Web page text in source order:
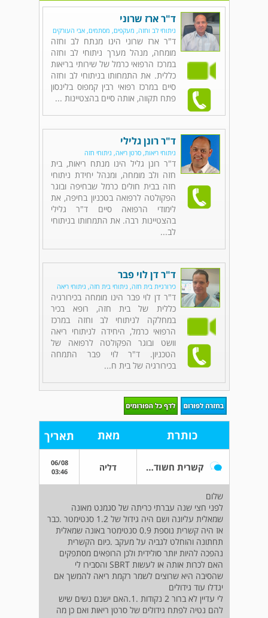
ד"ר ארז שרוני
ניתוחי לב וחזה, מעקפים, מסתמים, אבי העורקים
ד"ר ארז שרוני הינו מנתח לב וחזה
מומחה, מנהל מערך ניתוחי לב וחזה
במרכז הרפואי כרמל של שירותי בריאות
כללית. את התמחותו בניתוחי לב וחזה
סיים במרכז רפואי רבין קמפוס בלינסון
פתח תקווה, אותה סיים בהצטיינות ...
ד"ר רונן גלילי
ניתוחי ריאות, סרטן ריאה, ניתוחי חזה
ד"ר רונן גליל הינו מנתח ריאות, בית
חזה ולב מומחה, ומנהל יחידת ניתוחי
חזה בבית חולים כרמל שבחיפה ובוגר
הפקולטה לרפואה בטכניון בחיפה, את
לימודי הרפואה סיים ד"ר גלילי
בהצטיינות רבה. את התמחותו בניתוחי
לב...
ד"ר דן לוי פבר
כירורגיית בית חזה, ניתוחי בית חזה, ניתוחי ריאה
ד"ר דן לוי פבר הינו מומחה בכירורגיה
כללית של בית חזה, רופא בכיר
במחלקה לניתוחי לב וחזה במרכז
הרפואי כרמל, היחידה לניתוחי ריאה
וושט ובוגר הפקולטה לרפואה של
הטכניון. ד"ר לוי פבר התמחה
בכירורגיה של בית ח...
כותרת מאת תאריך
קשרית חשודה בריאות דליה
06/08
03:46
שלום
לפני חצי שנה עברתי כריתה של סגמנט מאונה
שמאלית עליונה ושם היה גידול של 1.2 סנטימטר .כבר
אז היה קשרית נוספת 0.9 סנטימטר באונה שמאלית
תחתונה והוחלט לגביה על מעקב .כיום הקשרית
נהפכה להיות יותר סולידית ולכן הרופאים מסתפקים
האם לכרות אותה או לעשות SBRT והסבירו לי
שהסיבה היא שרוצים לשמר רקמת ריאה להמשך אם
יגדלו עוד גידולים
לי עדיין לא ברור 2 נקודות .1.האם ישנם נשים שיש
להם נטיה לפתח גידולים של סרטן ריאות ואם כן מה